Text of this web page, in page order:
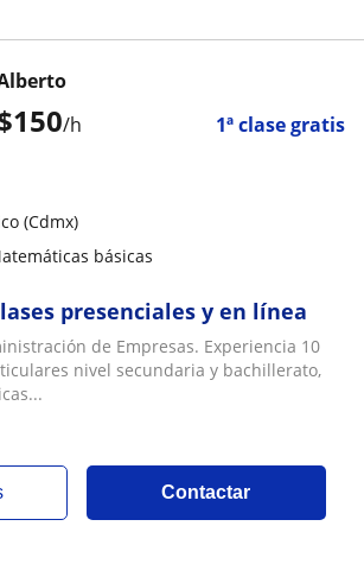
150/h 1ª clase gratis
(Cdmx)
básicas
presenciales y en línea
de Empresas. Experiencia 10
nivel secundaria y bachillerato,
Contactar